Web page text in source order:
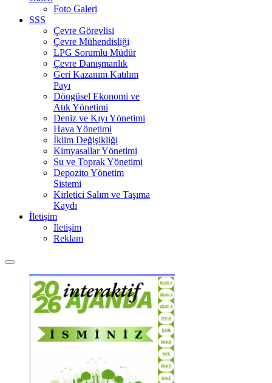
Foto Galeri
SSS
Çevre Görevlisi
Çevre Mühendisliği
LPG Sorumlu Müdür
Çevre Danışmanlık
Geri Kazanım Katılım
Payı
Döngüsel Ekonomi ve
Atık Yönetimi
Deniz ve Kıyı Yönetimi
Hava Yönetimi
İklim Değişikliği
Kimyasallar Yönetimi
Su ve Toprak Yönetimi
Depozito Yönetim
Sistemi
Kirletici Salım ve Taşıma
Kaydı
İletişim
İletişim
Reklam